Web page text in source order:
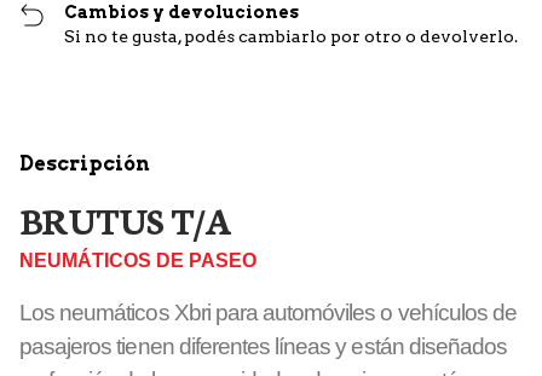
Cambios y devoluciones
Si no te gusta, podés cambiarlo por otro o devolverlo.
Descripción
BRUTUS T/A
NEUMÁTICOS DE PASEO
Los neumáticos Xbri para automóviles o vehículos de
pasajeros tienen diferentes líneas y están diseñados